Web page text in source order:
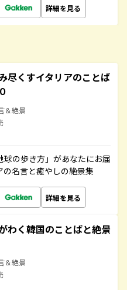
詳細を見る
尽くすイタリアのことば
＆絶景
の歩き方」があなたにお届
名言と癒やしの絶景集
詳細を見る
わく韓国のことばと絶景
＆絶景